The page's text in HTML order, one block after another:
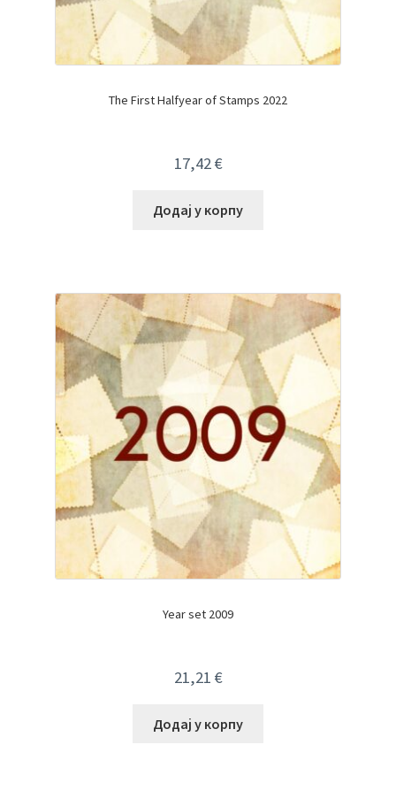
The First Halfyear of Stamps 2022
17,42€
Додај у корпу
Year set 2009
21,21 €
Додај у корпу